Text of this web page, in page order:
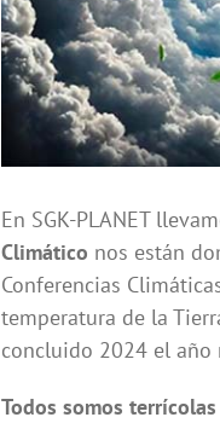
En SGK-PLANET
Climático nos están
Conferencias
temperatura de la
concluido 2024 el año
Todos somos terrícolas